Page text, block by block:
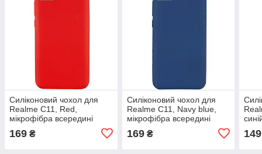
Силіконовий чохол для
Realme C11, Red,
мікрофібра всередині
169 ₴
Силіконовий чохол для
Realme C11, Navy blue,
мікрофібра всередині
169₴ 149